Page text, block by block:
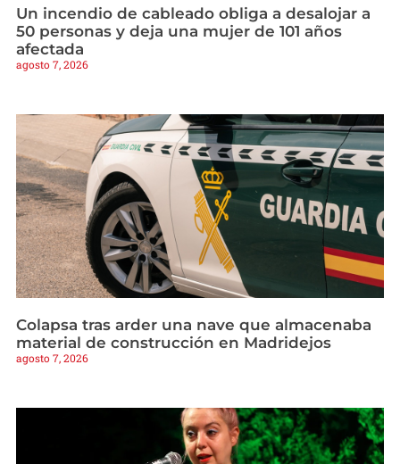
Un incendio de cableado obliga a desalojar a
50 personas y deja una mujer de 101 años
afectada
agosto 7, 2026
Colapsa tras arder una nave que almacenaba
material de construcción en Madridejos
agosto 7, 2026